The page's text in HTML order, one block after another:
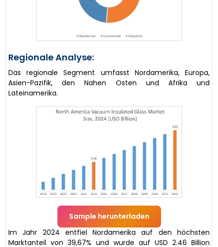
Regionale Analyse:
Das regionale Segment umfasst Nordamerika, Europa,
Asien-Pazifik, den Nahen Osten und Afrika und
Lateinamerika.
Sample herunterladen
Im Jahr 2024 entfiel Nordamerika auf den höchsten
Marktanteil von 39,67% und wurde auf USD 2.46 Billion